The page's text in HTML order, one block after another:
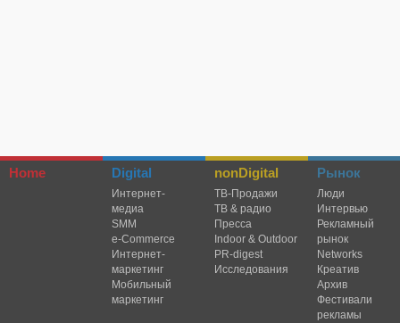
Home Digital
Интернет-
медиа
SMM
e-Commerce
Интернет-
маркетинг
Мобильный
маркетинг
nonDigital
TВ-Продажи
ТВ & радио
Пресса
Indoor & Outdoor
PR-digest
Исследования
Рынок
Люди
Интервью
Рекламный
рынок
Networks
Креатив
Архив
Фестивали
рекламы